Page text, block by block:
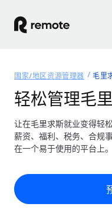
产品
全球招聘
全球薪资管理
轻松运行合规薪资
零实体成本实现全球
覆盖全球
美国各州浏览器
资源
工具与计算器
误分类风险计算工
定价
国家/地区资源管理器 毛里
轻松管理毛
让在毛里求斯就业变得轻
薪资、福利、税务、合规
在一个易于使用的平台上。